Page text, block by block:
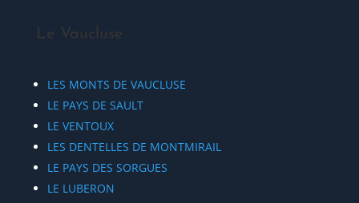
Le Vaucluse
LES MONTS DE VAUCLUSE
LE PAYS DE SAULT
LE VENTOUX
LES DENTELLES DE MONTMIRAIL
LE PAYS DES SORGUES
LE LUBERON